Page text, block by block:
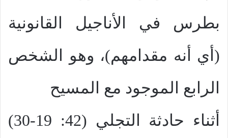
بطرس في الأناجيل القانونية
(أي أنه مقدامهم)، وهو الشخص
الرابع الموجود مع المسيح
أثناء حادثة التجلي (42: 19-30)